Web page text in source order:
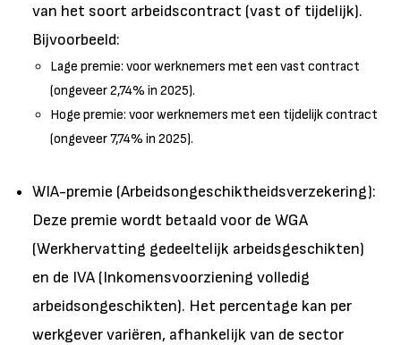
van het soort arbeidscontract (vast of tijdelijk).
Bijvoorbeeld:
Lage premie: voor werknemers met een vast contract
(ongeveer 2,74% in 2025).
Hoge premie: voor werknemers met een tijdelijk contract
(ongeveer 7,74% in 2025).
WIA-premie (Arbeidsongeschiktheidsverzekering):
Deze premie wordt betaald voor de WGA
(Werkhervatting gedeeltelijk arbeidsgeschikten)
en de IVA (Inkomensvoorziening volledig
arbeidsongeschikten). Het percentage kan per
werkgever variëren, afhankelijk van de sector